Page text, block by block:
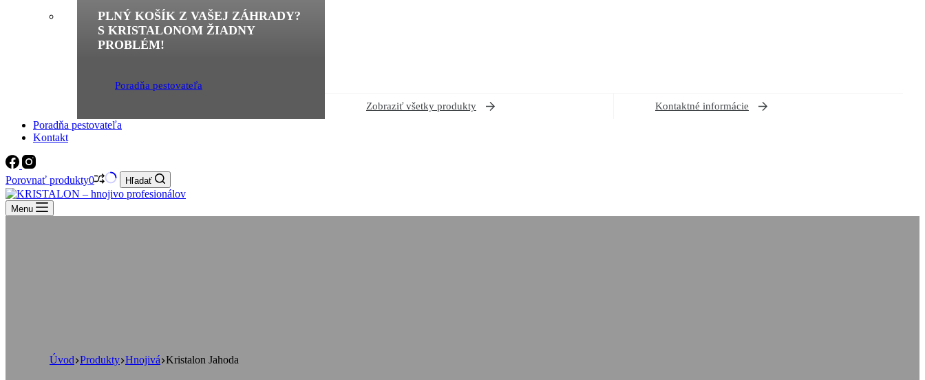
PLNÝ KOŠÍK Z VAŠEJ ZÁHRADY?
S KRISTALONOM ŽIADNY
PROBLÉM!
Poradňa pestovateľa
Zobraziť všetky produkty Kontaktné informácie
Poradňa pestovateľa
Kontakt
Porovnať produkty0 Hľadať
Menu
Úvod Produkty Hnojivá Kristalon Jahoda